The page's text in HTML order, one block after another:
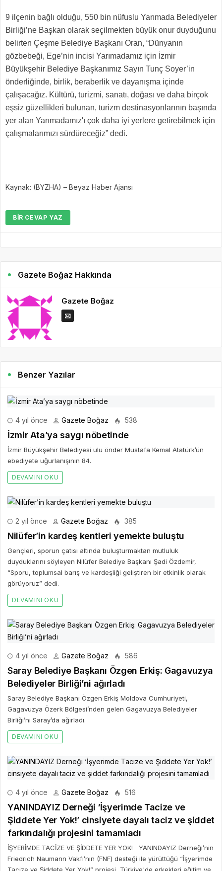
9 ilçenin bağlı olduğu, 550 bin nüfuslu Yarımada Belediyeler
Birliği’ne Başkan olarak seçilmekten büyük onur duyduğunu
belirten Çeşme Belediye Başkanı Oran, “Dünyanın
gözbebeği, Ege’nin incisi Yarımadamız için İzmir
Büyükşehir Belediye Başkanımız Sayın Tunç Soyer’in
önderliğinde, birlik, beraberlik ve dayanışma içinde
çalışacağız. Kültürü, turizmi, sanatı, doğası ve daha birçok
eşsiz güzellikleri bulunan, turizm destinasyonlarının başında
yer alan Yarımadamız'ı çok daha iyi yerlere getirebilmek için
çalışmalarımızı sürdüreceğiz” dedi.
Kaynak: (BYZHA) – Beyaz Haber Ajansı
BIR CEVAP YAZ
Gazete Boğaz Hakkında
Gazete Boğaz
Benzer Yazılar
4 yıl önce Gazete Boğaz 538
İzmir Ata’ya saygı nöbetinde
İzmir Büyükşehir Belediyesi ulu önder Mustafa Kemal Atatürk’ün
ebediyete uğurlanışının 84.
DEVAMINI OKU
2 yıl önce Gazete Boğaz 385
Nilüfer’in kardeş kentleri yemekte buluştu
Gençleri, sporun çatısı altında buluşturmaktan mutluluk
duyduklarını söyleyen Nilüfer Belediye Başkanı Şadi Özdemir,
“Sporu, toplumsal barış ve kardeşliği geliştiren bir etkinlik olarak
görüyoruz” dedi.
DEVAMINI OKU
4 yıl önce Gazete Boğaz 586
Saray Belediye Başkanı Özgen Erkiş: Gagavuzya
Belediyeler Birliği’ni ağırladı
Saray Belediye Başkanı Özgen Erkiş Moldova Cumhuriyeti,
Gagavuzya Özerk Bölgesi’nden gelen Gagavuzya Belediyeler
Birliği’ni Saray’da ağırladı.
DEVAMINI OKU
4 yıl önce Gazete Boğaz 516
YANINDAYIZ Derneği ‘İşyerimde Tacize ve
Şiddete Yer Yok!’ cinsiyete dayalı taciz ve şiddet
farkındalığı projesini tamamladı
İŞYERİMDE TACİZE VE ŞİDDETE YER YOK! YANINDAYIZ Derneği’nin
Friedrich Naumann Vakfı’nın (FNF) desteği ile yürüttüğü “İşyerimde